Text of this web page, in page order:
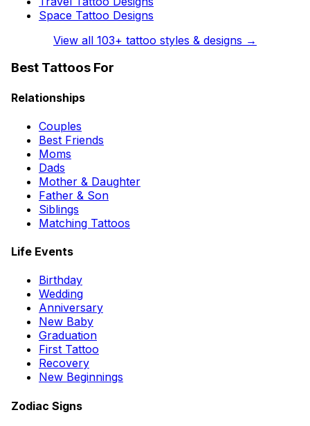
Space Tattoo Designs
View all 103+ tattoo styles & designs →
Best Tattoos For
Relationships
Couples
Best Friends
Moms
Dads
Mother & Daughter
Father & Son
Siblings
Matching Tattoos
Life Events
Birthday
Wedding
Anniversary
New Baby
Graduation
First Tattoo
Recovery
New Beginnings
Zodiac Signs